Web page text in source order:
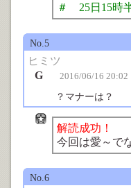
＃ 25日15時
No.5
ヒミツ
G
2016/06/16 20:02
？マナーは？
解読成功！
今回は愛～で
No.6